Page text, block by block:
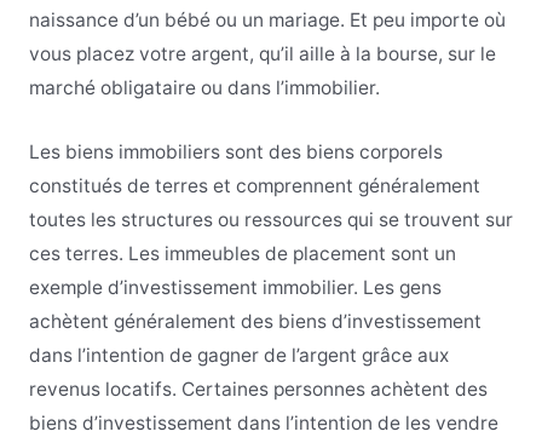
naissance d’un bébé ou un mariage. Et peu importe où
vous placez votre argent, qu’il aille à la bourse, sur le
marché obligataire ou dans l’immobilier.
Les biens immobiliers sont des biens corporels
constitués de terres et comprennent généralement
toutes les structures ou ressources qui se trouvent sur
ces terres. Les immeubles de placement sont un
exemple d’investissement immobilier. Les gens
achètent généralement des biens d’investissement
dans l’intention de gagner de l’argent grâce aux
revenus locatifs. Certaines personnes achètent des
biens d’investissement dans l’intention de les vendre